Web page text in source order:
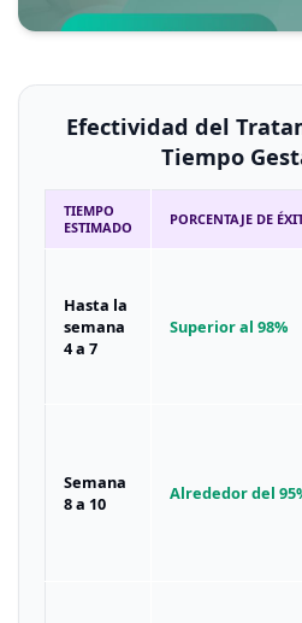
Efectividad del
Tiempo
TIEMPO
ESTIMADO
PORCENTAJE DE
Hasta la
semana
4 a 7
Superior al 98%
Semana
8 a 10
Alrededor del